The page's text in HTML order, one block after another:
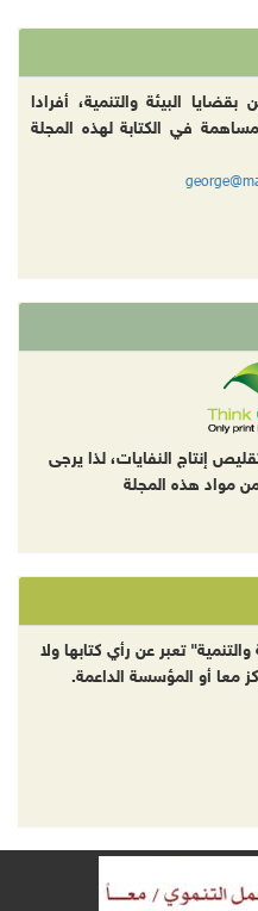
البيئة والتنمية، أفرادا
في الكتابة لهذه المجلة
إنتاج النفايات، لذا يرجى
مواد هذه المجلة
تعبر عن رأي كتابها ولا
معا أو المؤسسة الداعمة.